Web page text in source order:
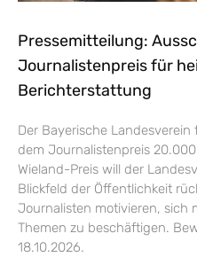
Pressemitteilung:
Journalistenpreis für
Berichterstattung
Der Bayerische
dem Journalistenpreis
Wieland-Preis will der
Blickfeld der Öffentlichkeit
Journalisten motivieren, sich
Themen zu beschäftigen.
18.10.2026.